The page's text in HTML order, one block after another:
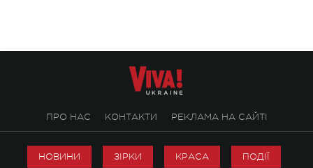
ПРО НАС КОНТАКТИ РЕКЛАМА НА САЙТІ
НОВИНИ ЗІРКИ КРАСА ПОДІЇ